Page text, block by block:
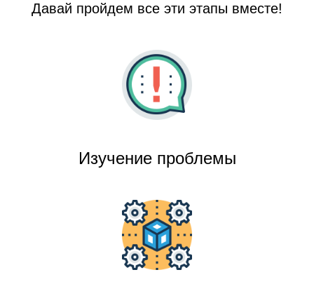
Давай пройдем все эти этапы вместе!
Изучение проблемы